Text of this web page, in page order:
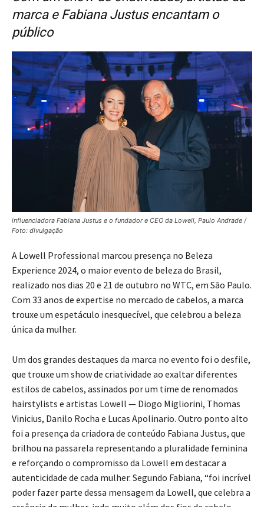
marca e Fabiana Justus encantam o
público
influenciadora Fabiana Justus e o fundador e CEO da Lowell, Paulo Andrade /
Foto: divulgação
A Lowell Professional marcou presença no Beleza
Experience 2024, o maior evento de beleza do Brasil,
realizado nos dias 20 e 21 de outubro no WTC, em São Paulo.
Com 33 anos de expertise no mercado de cabelos, a marca
trouxe um espetáculo inesquecível, que celebrou a beleza
única da mulher.
Um dos grandes destaques da marca no evento foi o desfile,
que trouxe um show de criatividade ao exaltar diferentes
estilos de cabelos, assinados por um time de renomados
hairstylists e artistas Lowell — Diogo Migliorini, Thomas
Vinicius, Danilo Rocha e Lucas Apolinario. Outro ponto alto
foi a presença da criadora de conteúdo Fabiana Justus, que
brilhou na passarela representando a pluralidade feminina
e reforçando o compromisso da Lowell em destacar a
autenticidade de cada mulher. Segundo Fabiana, “foi incrível
poder fazer parte dessa mensagem da Lowell, que celebra a